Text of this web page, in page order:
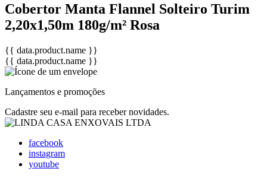
Cobertor Manta Flannel Solteiro Turim
2,20x1,50m 180g/m² Rosa
{{ data.product.name }}
{{ data.product.name }}
Lançamentos e promoções
Cadastre seu e-mail para receber novidades.
facebook
instagram
youtube